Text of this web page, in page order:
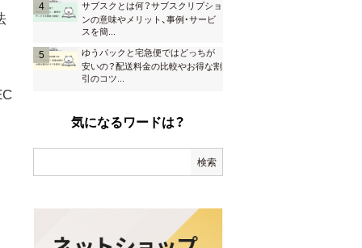
サブスクとは何？サブスクリプショ
ンの意味やメリット、事例・サービ
スを簡
ゆうパックと宅急便ではどっちが
安いの？配送料金の比較やお得な割
引のコツ
気になるワードは？